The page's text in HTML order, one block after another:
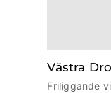
Västra
Friliggande